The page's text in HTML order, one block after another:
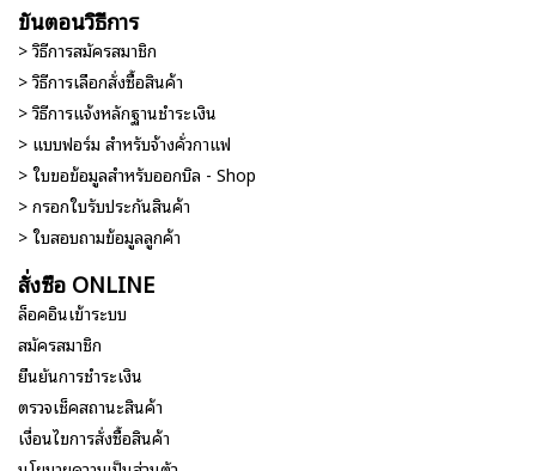
ขั้นตอนวิธีการ
> วิธีการสมัครสมาชิก
> วิธีการเลือกสั่งซื้อสินค้า
> วิธีการแจ้งหลักฐานชำระเงิน
> แบบฟอร์ม สำหรับจ้างคั่วกาแฟ
> ใบขอข้อมูลสำหรับออกบิล - Shop
> กรอกใบรับประกันสินค้า
> ใบสอบถามข้อมูลลูกค้า
สั่งซื้อ ONLINE
ล็อคอินเข้าระบบ
สมัครสมาชิก
ยืนยันการชำระเงิน
ตรวจเช็คสถานะสินค้า
เงื่อนไขการสั่งซื้อสินค้า